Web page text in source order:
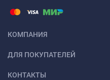
КОМПАНИЯ
ДЛЯ ПОКУПАТЕЛЕЙ
КОНТАКТЫ